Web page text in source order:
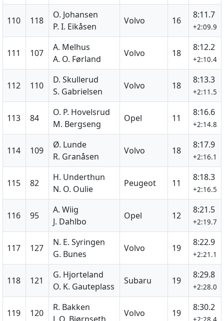
110 118
O. Johansen
P. I. Eikåsen
Volvo 16
8:11.7
+2:09.9
111 107
A. Melhus
A. O. Førland
Volvo 18
8:12.2
+2:10.4
112 110
D. Skullerud
S. Gabrielsen
Volvo 18
8:13.3
+2:11.5
113 84
O. P. Hovelsrud
M. Bergseng
Opel 11
8:16.6
+2:14.8
114 109
Ø. Lunde
R. Granåsen
Volvo 18
8:17.9
+2:16.1
115 82
H. Underthun
N. O. Oulie
Peugeot 11
8:18.3
+2:16.5
116 95
A. Wiig
J. Dahlbo
Opel 12
8:21.5
+2:19.7
117 127
N. E. Syringen
G. Bunes
Volvo 19
8:22.9
+2:21.1
118 121
G. Hjorteland
O. K. Gauteplass
Subaru 19
8:29.8
+2:28.0
119 120
R. Bakken
Volvo 19
8:30.2